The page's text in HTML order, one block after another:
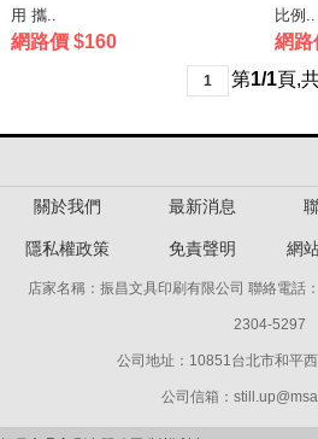
用 攜..
網路價 $160
比例..
網路
1 第1/1頁,
關於我們 最新消息
隱私權政策 免責聲明 網
店家名稱：振昌文具印刷有限公司 聯絡電話
2304-5297
公司地址：10851台北市和平
公司信箱：